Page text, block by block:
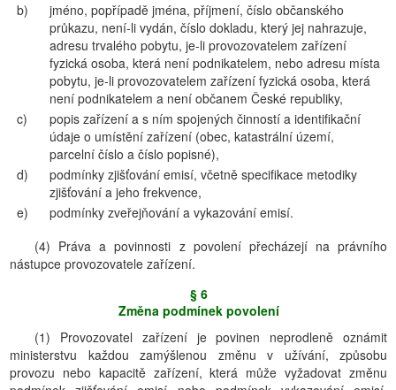
b)
jméno, popřípadě jména, příjmení, číslo občanského
průkazu, není-li vydán, číslo dokladu, který jej nahrazuje,
adresu trvalého pobytu, je-li provozovatelem zařízení
fyzická osoba, která není podnikatelem, nebo adresu místa
pobytu, je-li provozovatelem zařízení fyzická osoba, která
není podnikatelem a není občanem České republiky,
c)
popis zařízení a s ním spojených činností a identifikační
údaje o umístění zařízení (obec, katastrální území,
parcelní číslo a číslo popisné),
d)
podmínky zjišťování emisí, včetně specifikace metodiky
zjišťování a jeho frekvence,
e)
podmínky zveřejňování a vykazování emisí.
(4) Práva a povinnosti z povolení přecházejí na právního
nástupce provozovatele zařízení.
§ 6
Změna podmínek povolení
(1) Provozovatel zařízení je povinen neprodleně oznámit
ministerstvu každou zamýšlenou změnu v užívání, způsobu
provozu nebo kapacitě zařízení, která může vyžadovat změnu